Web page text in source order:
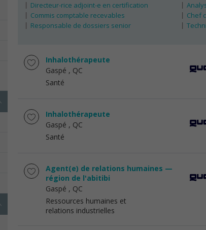
Directeur-rice adjoint-e en certification
Commis comptable recevables
Responsable de dossiers senior
Chef
Inhalothérapeute
Gaspé , QC
Santé
Inhalothérapeute
Gaspé , QC
Santé
Agent(e) de relations humaines —
région de l'abitibi
Gaspé , QC
Ressources humaines et
relations industrielles